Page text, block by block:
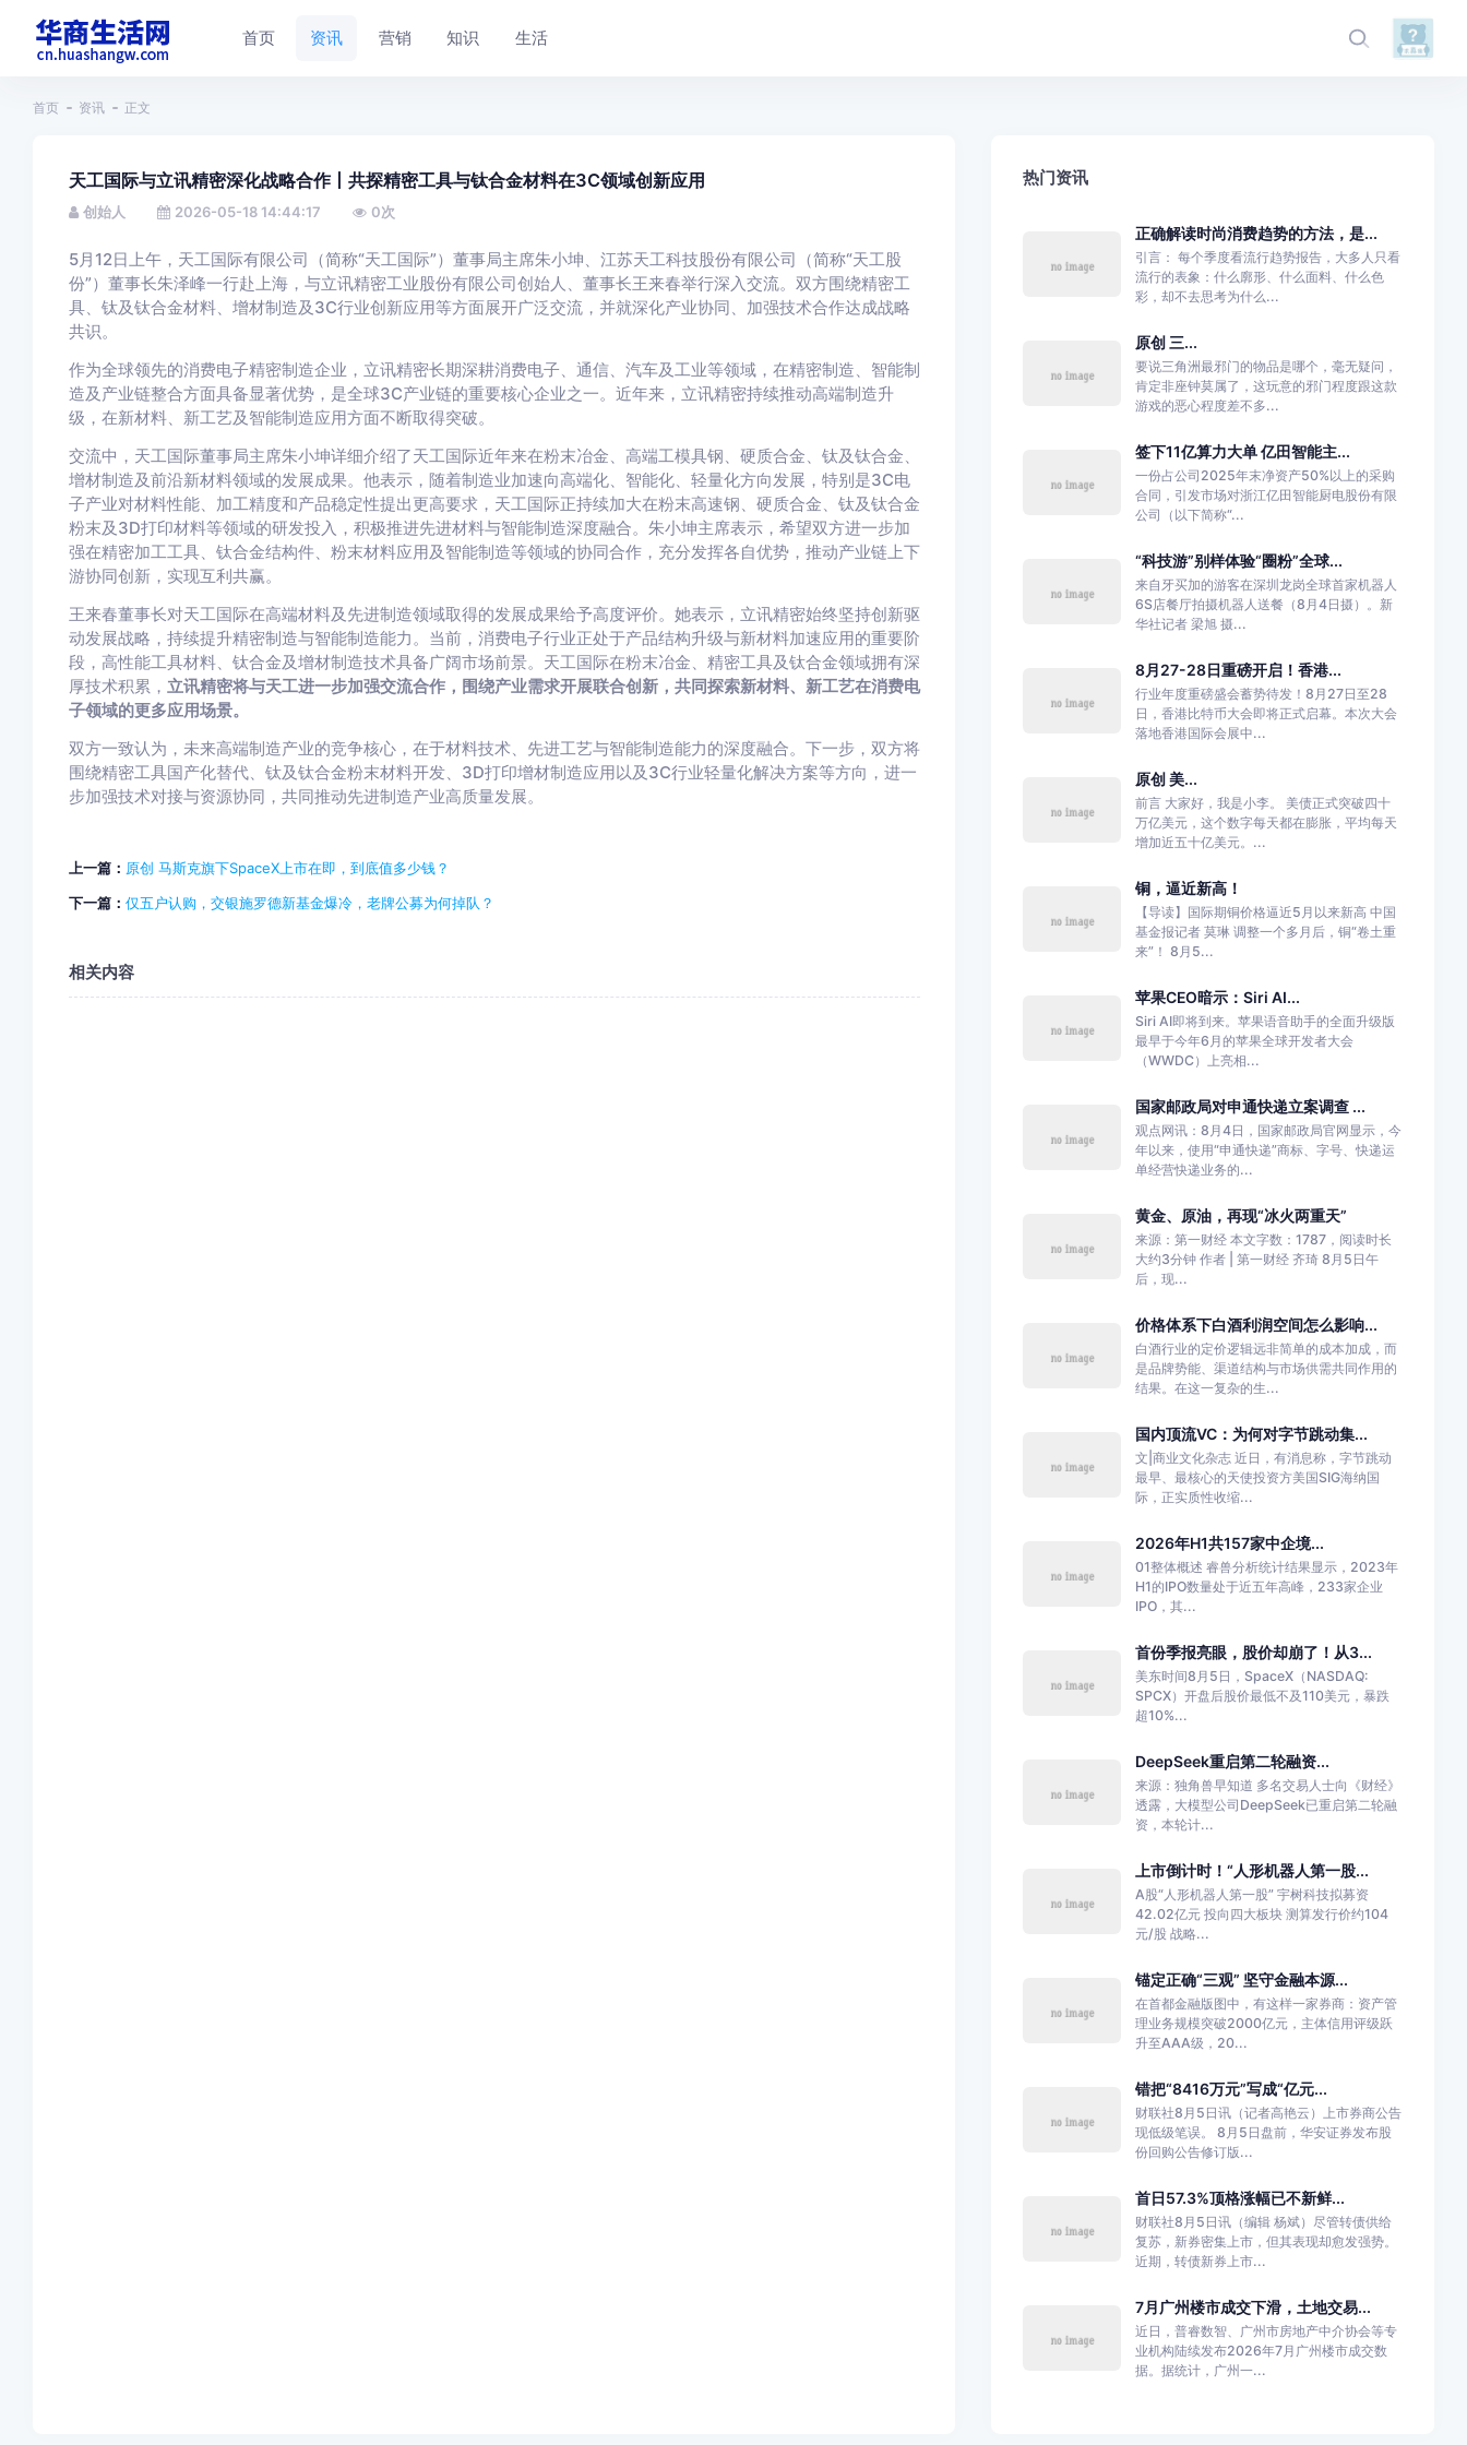
首页 资讯 营销 知识 生活
首页 资讯 正文
天工国际与立讯精密深化战略合作丨共探精密工具与钛合金材料在3C领域创新应用
创始人 2026-05-18 14:44:17 0次
5月12日上午，天工国际有限公司（简称“天工国际”）董事局主席朱小坤、江苏天工科技股份有限公司（简称“天工股
份”）董事长朱泽峰一行赴上海，与立讯精密工业股份有限公司创始人、董事长王来春举行深入交流。双方围绕精密工
具、钛及钛合金材料、增材制造及3C行业创新应用等方面展开广泛交流，并就深化产业协同、加强技术合作达成战略
共识。
作为全球领先的消费电子精密制造企业，立讯精密长期深耕消费电子、通信、汽车及工业等领域，在精密制造、智能制
造及产业链整合方面具备显著优势，是全球3C产业链的重要核心企业之一。近年来，立讯精密持续推动高端制造升
级，在新材料、新工艺及智能制造应用方面不断取得突破。
交流中，天工国际董事局主席朱小坤详细介绍了天工国际近年来在粉末冶金、高端工模具钢、硬质合金、钛及钛合金、
增材制造及前沿新材料领域的发展成果。他表示，随着制造业加速向高端化、智能化、轻量化方向发展，特别是3C电
子产业对材料性能、加工精度和产品稳定性提出更高要求，天工国际正持续加大在粉末高速钢、硬质合金、钛及钛合金
粉末及3D打印材料等领域的研发投入，积极推进先进材料与智能制造深度融合。朱小坤主席表示，希望双方进一步加
强在精密加工工具、钛合金结构件、粉末材料应用及智能制造等领域的协同合作，充分发挥各自优势，推动产业链上下
游协同创新，实现互利共赢。
王来春董事长对天工国际在高端材料及先进制造领域取得的发展成果给予高度评价。她表示，立讯精密始终坚持创新驱
动发展战略，持续提升精密制造与智能制造能力。当前，消费电子行业正处于产品结构升级与新材料加速应用的重要阶
段，高性能工具材料、钛合金及增材制造技术具备广阔市场前景。天工国际在粉末冶金、精密工具及钛合金领域拥有深
厚技术积累， 立讯精密将与天工进一步加强交流合作，围绕产业需求开展联合创新，共同探索新材料、新工艺在消费电
子领域的更多应用场景。
双方一致认为，未来高端制造产业的竞争核心，在于材料技术、先进工艺与智能制造能力的深度融合。下一步，双方将
围绕精密工具国产化替代、钛及钛合金粉末材料开发、3D打印增材制造应用以及3C行业轻量化解决方案等方向，进一
步加强技术对接与资源协同，共同推动先进制造产业高质量发展。
上一篇： 原创 马斯克旗下SpaceX上市在即，到底值多少钱？
下一篇： 仅五户认购，交银施罗德新基金爆冷，老牌公募为何掉队？
相关内容
热门资讯
正确解读时尚消费趋势的方法，是...
引言： 每个季度看流行趋势报告，大多人只看
流行的表象：什么廓形、什么面料、什么色
彩，却不去思考为什么...
原创 三...
要说三角洲最邪门的物品是哪个，毫无疑问，
肯定非座钟莫属了，这玩意的邪门程度跟这款
游戏的恶心程度差不多...
签下11亿算力大单 亿田智能主...
一份占公司2025年末净资产50%以上的采购
合同，引发市场对浙江亿田智能厨电股份有限
公司（以下简称“...
“科技游”别样体验“圈粉”全球...
来自牙买加的游客在深圳龙岗全球首家机器人
6S店餐厅拍摄机器人送餐（8月4日摄）。新
华社记者 梁旭 摄...
8月27-28日重磅开启！香港...
行业年度重磅盛会蓄势待发！8月27日至28
日，香港比特币大会即将正式启幕。本次大会
落地香港国际会展中...
原创 美...
前言 大家好，我是小李。 美债正式突破四十
万亿美元，这个数字每天都在膨胀，平均每天
增加近五十亿美元。...
铜，逼近新高！
【导读】国际期铜价格逼近5月以来新高 中国
基金报记者 莫琳 调整一个多月后，铜“卷土重
来”！ 8月5...
苹果CEO暗示：Siri AI...
Siri AI即将到来。苹果语音助手的全面升级版
最早于今年6月的苹果全球开发者大会
（WWDC）上亮相...
国家邮政局对申通快递立案调查 ...
观点网讯：8月4日，国家邮政局官网显示，今
年以来，使用“申通快递”商标、字号、快递运
单经营快递业务的...
黄金、原油，再现“冰火两重天”
来源：第一财经 本文字数：1787，阅读时长
大约3分钟 作者 | 第一财经 齐琦 8月5日午
后，现...
价格体系下白酒利润空间怎么影响...
白酒行业的定价逻辑远非简单的成本加成，而
是品牌势能、渠道结构与市场供需共同作用的
结果。在这一复杂的生...
国内顶流VC：为何对字节跳动集...
文|商业文化杂志 近日，有消息称，字节跳动
最早、最核心的天使投资方美国SIG海纳国
际，正实质性收缩...
2026年H1共157家中企境...
01整体概述 睿兽分析统计结果显示，2023年
H1的IPO数量处于近五年高峰，233家企业
IPO，其...
首份季报亮眼，股价却崩了！从3...
美东时间8月5日，SpaceX（NASDAQ:
SPCX）开盘后股价最低不及110美元，暴跌
超10%...
DeepSeek重启第二轮融资...
来源：独角兽早知道 多名交易人士向《财经》
透露，大模型公司DeepSeek已重启第二轮融
资，本轮计...
上市倒计时！“人形机器人第一股...
A股“人形机器人第一股” 宇树科技拟募资
42.02亿元 投向四大板块 测算发行价约104
元/股 战略...
锚定正确“三观” 坚守金融本源...
在首都金融版图中，有这样一家券商：资产管
理业务规模突破2000亿元，主体信用评级跃
升至AAA级，20...
错把“8416万元”写成“亿元...
财联社8月5日讯（记者高艳云）上市券商公告
现低级笔误。 8月5日盘前，华安证券发布股
份回购公告修订版...
首日57.3%顶格涨幅已不新鲜...
财联社8月5日讯（编辑 杨斌）尽管转债供给
复苏，新券密集上市，但其表现却愈发强势。
近期，转债新券上市...
7月广州楼市成交下滑，土地交易...
近日，普睿数智、广州市房地产中介协会等专
业机构陆续发布2026年7月广州楼市成交数
据。据统计，广州一...